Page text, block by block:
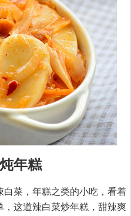
年糕
菜，年糕之类的小吃，看着
这道辣白菜炒年糕，甜辣爽